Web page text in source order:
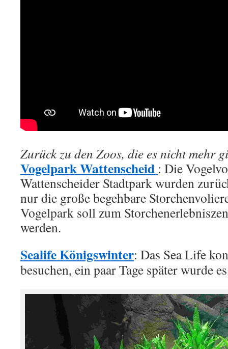
Zurück zu den Zoos, die es nicht mehr
Vogelpark Wattenscheid : Die
Wattenscheider Stadtpark wurden
nur die große begehbare
Vogelpark soll zum
werden.
Sealife Königswinter: Das Sea Life
besuchen, ein paar Tage später wurde